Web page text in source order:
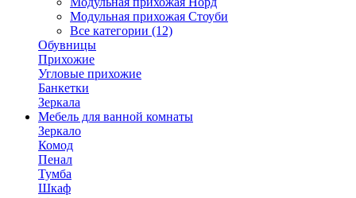
Модульная прихожая Стоуби
Все категории (12)
Обувницы
Прихожие
Угловые прихожие
Банкетки
Зеркала
Мебель для ванной комнаты
Зеркало
Комод
Пенал
Тумба
Шкаф